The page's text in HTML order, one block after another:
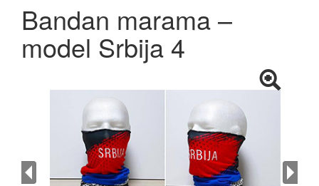
Bandan marama –
model Srbija 4